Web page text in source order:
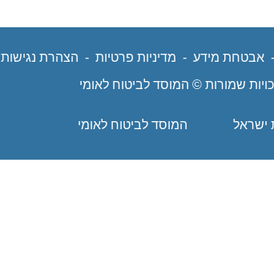
- אבטחת מידע
נפתח
בחלון
- מדיניות פרטיות
נפתח
בחלון
חדש
- הצהרת נגישות
נפתח
שמורות © המוסד לביטוח לאומי
ישראל המוסד לביטוח לאומי